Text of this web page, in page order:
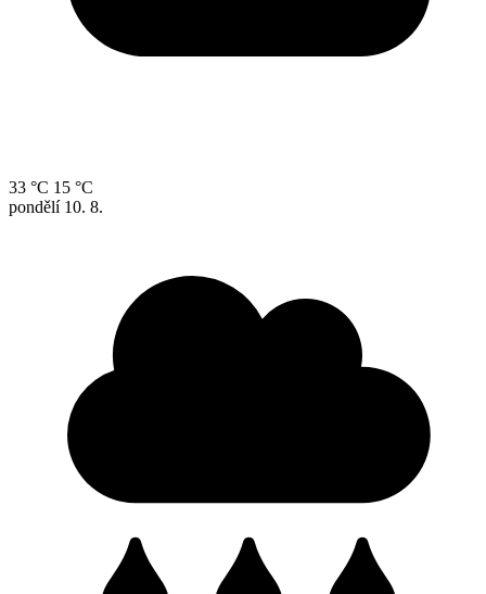
33 °C 15 °C
pondělí 10. 8.